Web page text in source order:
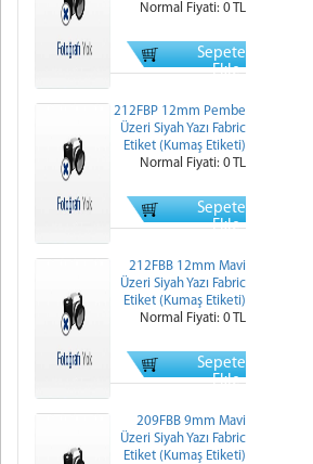
Normal Fiyati: 0 TL
Sepete
Ekle
212FBP 12mm Pembe
Üzeri Siyah Yazı Fabric
Etiket (Kumaş Etiketi)
Normal Fiyati: 0 TL
Sepete
Ekle
212FBB 12mm Mavi
Üzeri Siyah Yazı Fabric
Etiket (Kumaş Etiketi)
Normal Fiyati: 0 TL
Sepete
Ekle
209FBB 9mm Mavi
Üzeri Siyah Yazı Fabric
Etiket (Kumaş Etiketi)